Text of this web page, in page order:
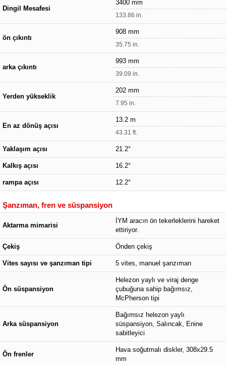
Dingil Mesafesi
3400 mm
133.86 in.
ön çıkıntı
908 mm
35.75 in.
arka çıkıntı
993 mm
39.09 in.
Yerden yükseklik
202 mm
7.95 in.
En az dönüş açısı
13.2 m
43.31 ft.
Yaklaşım açısı 21.2°
Kalkış açısı 16.2°
rampa açısı 12.2°
Şanzıman, fren ve süspansiyon
Aktarma mimarisi
İYM aracın ön tekerleklerini hareket
ettiriyor.
Çekiş Önden çekiş
Vites sayısı ve şanzıman tipi 5 vites, manuel şanzıman
Ön süspansiyon
Helezon yaylı ve viraj denge
çubuğuna sahip bağımsız,
McPherson tipi
Arka süspansiyon
Bağımsız helezon yaylı
süspansiyon, Salıncak, Enine
sabitleyici
Ön frenler
Hava soğutmalı diskler, 308x29.5
mm